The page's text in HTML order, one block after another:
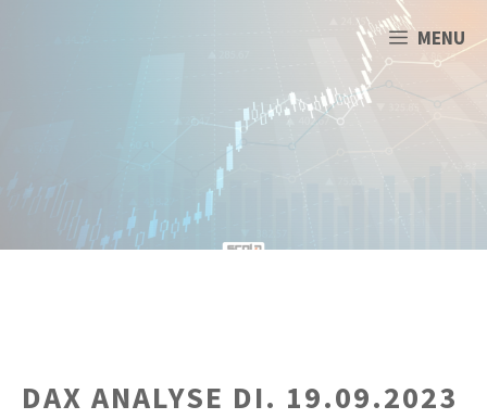
MENU
DAX ANALYSE DI. 19.09.2023